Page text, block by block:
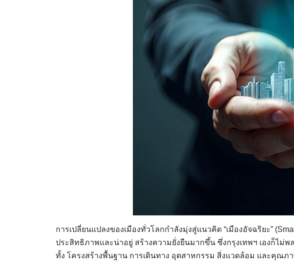
การเปลี่ยนแปลงของเมืองทั่วโลกกำลังมุ่งสู่แนวคิด “เมืองอัจฉริยะ”
ประสิทธิภาพและน่าอยู่ สร้างความยั่งยืนมากขึ้น ซึ่งกรุงเทพฯ เองก็ไม่
ทั้ง โครงสร้างพื้นฐาน การเดินทาง อุตสาหกรรม สิ่งแวดล้อม และคุณภ